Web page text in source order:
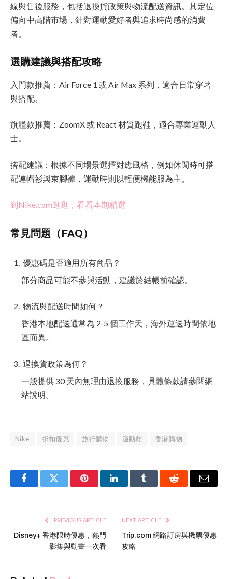
線與售後服務，包括退換貨政策與物流配送資訊。其定位
偏向中高階市場，針對運動愛好者與追求時尚感的消費
者。
選購建議與搭配攻略
入門款推薦：Air Force 1 或 Air Max 系列，適合日常穿著
與搭配。
旗艦款推薦：ZoomX 或 React 材質跑鞋，適合專業運動人
士。
搭配建議：根據不同場景選擇對應風格，例如休閒時可搭
配連帽衫與束腳褲，運動時則以輕便機能服為主。
到Nike.com逛逛，看看本期精選
常見問題（FAQ）
優惠碼是否適用所有商品？
部分商品可能不參與活動，建議於結帳前確認。
物流與配送時間如何？
香港本地配送通常為 2-5 個工作天，海外運送時間依地
區而異。
退換貨政策為何？
一般提供 30 天內無理由退換服務，具體條款請參閱網
站說明。
Nike 折扣優惠 旅行購物 運動鞋 香港購物
FacebookTwitter PinterestLinkedInTumblr Reddit Email
PREVIOUS ARTICLE
Disney+ 香港限時優惠，熱門
影集與動畫一次看
NEXT ARTICLE
Trip.com 網路訂房與機票優惠
攻略